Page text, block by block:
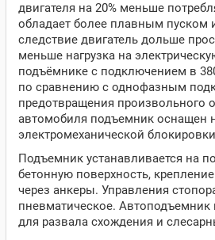
двигателя на 20% меньше
обладает более плавным пуском
следствие двигатель дольше
меньше нагрузка на
подъёмнике с подключением в
по сравнению с однофазным
предотвращения произвольного
автомобиля подъемник оснащен
электромеханической
Подъемник устанавливается на
бетонную поверхность,
через анкеры. Управления
пневматическое. Автоподъемник
для развала схождения и